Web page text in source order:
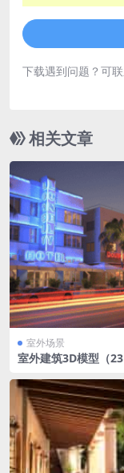
下载遇到问题？可
相关文章
室外场景
室外建筑3D模型（23